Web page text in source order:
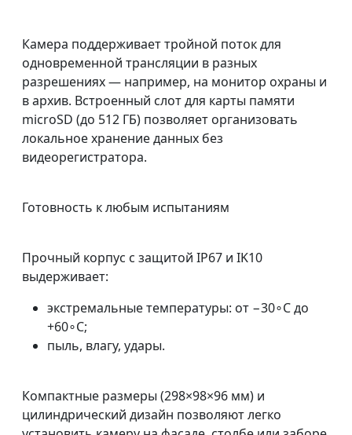
Камера поддерживает тройной поток для
одновременной трансляции в разных
разрешениях — например, на монитор охраны и
в архив. Встроенный слот для карты памяти
microSD (до 512 ГБ) позволяет организовать
локальное хранение данных без
видеорегистратора.
Готовность к любым испытаниям
Прочный корпус с защитой IP67 и IK10
выдерживает:
экстремальные температуры: от −30∘C до
+60∘C;
пыль, влагу, удары.
Компактные размеры (298×98×96 мм) и
цилиндрический дизайн позволяют легко